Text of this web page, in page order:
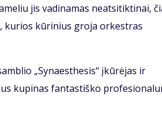
jis vadinamas neatsitiktinai,
kurios kūrinius groja orkestras
„Synaesthesis“ įkūrėjas ir
kupinas fantastiško